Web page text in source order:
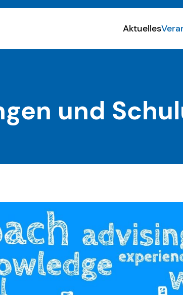
Aktuelles
und